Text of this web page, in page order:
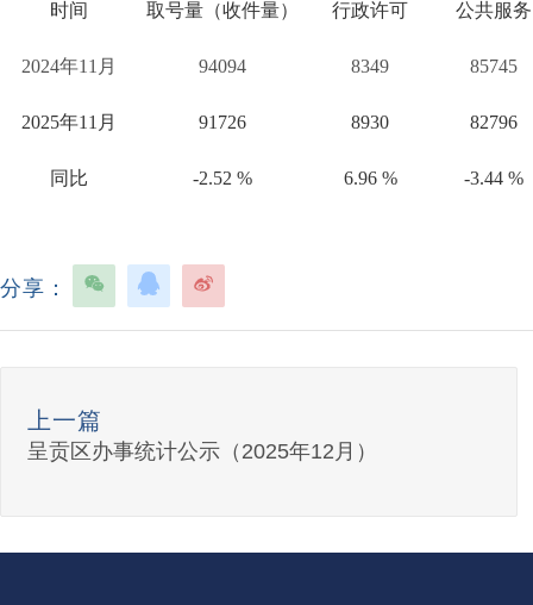
时间 取号量（收件量） 行政许可 公共服务
2024年11 月 94094 8349 85745
2025年11 月 91726 8930 82796
同比 -2.52 % 6.96 % -3.44 %
分享：
上一篇
呈贡区办事统计公示（2025年12月）